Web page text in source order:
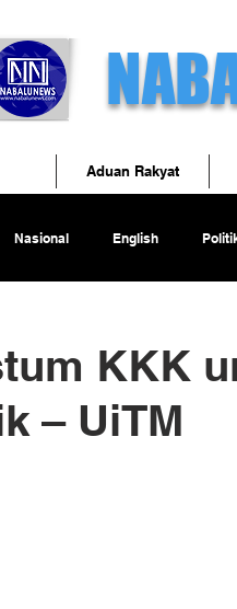
Nasional English
KKK
– UiTM
Aduan Rakyat